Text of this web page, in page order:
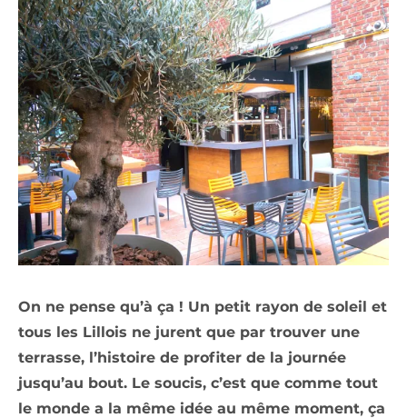
On ne pense qu’à ça ! Un petit rayon de soleil et
tous les Lillois ne jurent que par trouver une
terrasse, l’histoire de profiter de la journée
jusqu’au bout. Le soucis, c’est que comme tout
le monde a la même idée au même moment, ça